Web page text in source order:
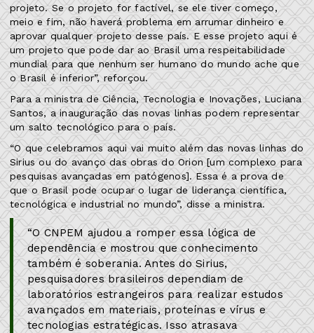
projeto. Se o projeto for factível, se ele tiver começo,
meio e fim, não haverá problema em arrumar dinheiro e
aprovar qualquer projeto desse país. E esse projeto aqui é
um projeto que pode dar ao Brasil uma respeitabilidade
mundial para que nenhum ser humano do mundo ache que
o Brasil é inferior”, reforçou.
Para a ministra de Ciência, Tecnologia e Inovações, Luciana
Santos, a inauguração das novas linhas podem representar
um salto tecnológico para o país.
“O que celebramos aqui vai muito além das novas linhas do
Sirius ou do avanço das obras do Orion [um complexo para
pesquisas avançadas em patógenos]. Essa é a prova de
que o Brasil pode ocupar o lugar de liderança científica,
tecnológica e industrial no mundo”, disse a ministra.
“O CNPEM ajudou a romper essa lógica de
dependência e mostrou que conhecimento
também é soberania. Antes do Sirius,
pesquisadores brasileiros dependiam de
laboratórios estrangeiros para realizar estudos
avançados em materiais, proteínas e vírus e
tecnologias estratégicas. Isso atrasava